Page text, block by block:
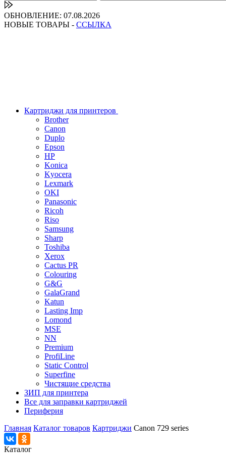
ОБНОВЛЕНИЕ: 07.08.2026
НОВЫЕ ТОВАРЫ - ССЫЛКА
Картриджи для принтеров
Brother
Canon
Duplo
Epson
HP
Konica
Kyocera
Lexmark
OKI
Panasonic
Ricoh
Riso
Samsung
Sharp
Toshiba
Xerox
Cactus PR
Colouring
G&G
GalaGrand
Katun
Lasting Imp
Lomond
MSE
NN
Premium
ProfiLine
Static Control
Superfine
Чистящие средства
ЗИП для принтера
Все для заправки картриджей
Периферия
Главная Каталог товаров Картриджи Canon 729 series
Каталог